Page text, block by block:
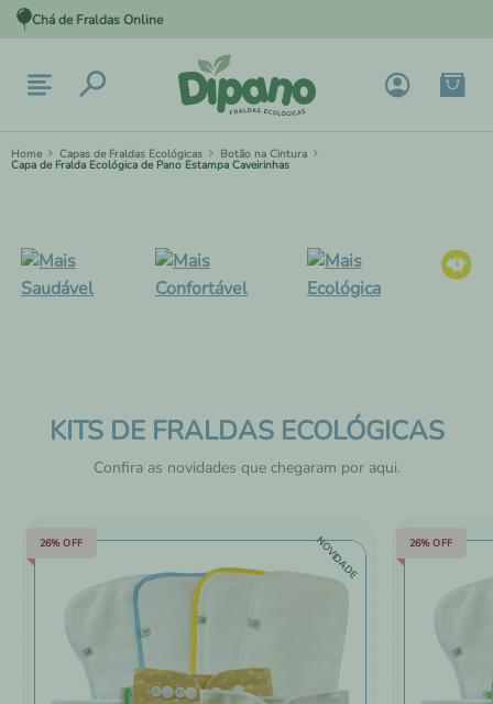
Chá de Fraldas Online
Capas de Fraldas Ecológicas Botão na Cintura
Capa de Fralda Ecológica de Pano Estampa Caveirinhas
KITS DE FRALDAS ECOLÓGICAS
Confira as novidades que chegaram por aqui.
26% OFF NOVIDADE 26% OFF